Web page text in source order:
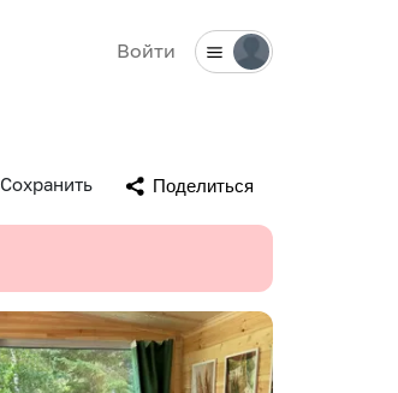
Войти
Сохранить Поделиться